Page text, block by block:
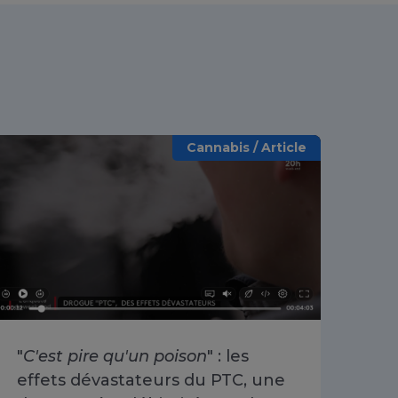
Cannabis / Article
"C'est pire qu'un poison" : les
effets dévastateurs du PTC, une